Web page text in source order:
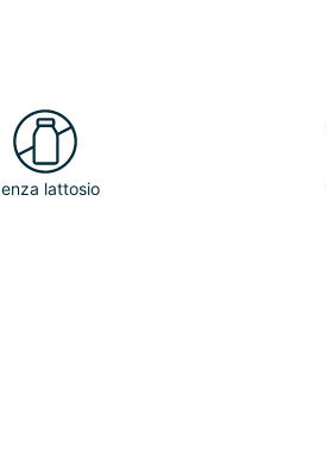
lattosio